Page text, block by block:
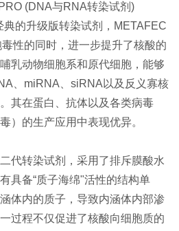
(DNA与RNA转染试剂)
的升级版转染试剂，METAFEC
性的同时，进一步提升了核酸的
乳动物细胞系和原代细胞，能够
、miRNA、siRNA以及反义寡核
其在蛋白、抗体以及各类病毒
）的生产应用中表现优异。
代转染试剂，采用了排斥膜酸水
具备“质子海绵"活性的结构单
体内的质子，导致内涵体内部渗
过程不仅促进了核酸向细胞质的